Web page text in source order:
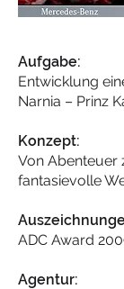
Aufgabe:
Entwicklung
Narnia – Prinz
Konzept:
Von Abenteuer
fantasievolle
ADC Award
Agentur: